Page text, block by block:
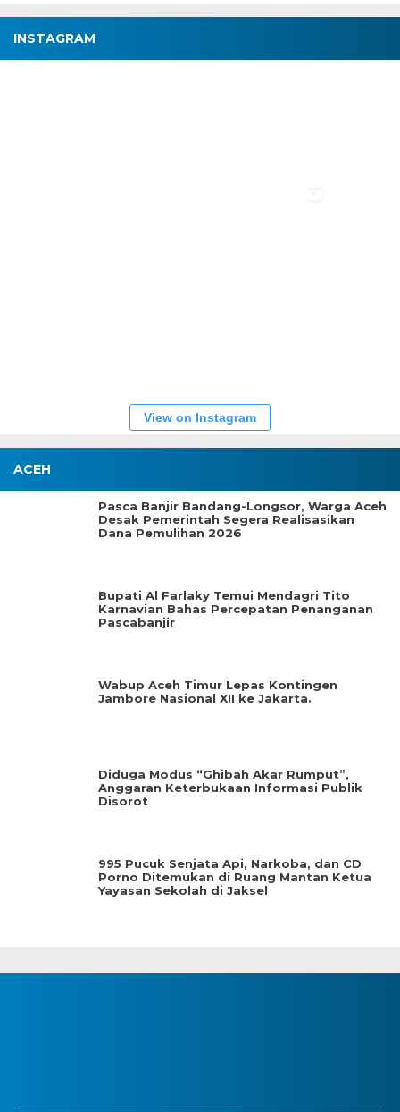
INSTAGRAM
View on Instagram
ACEH
Pasca Banjir Bandang-Longsor, Warga Aceh
Desak Pemerintah Segera Realisasikan
Dana Pemulihan 2026
Bupati Al Farlaky Temui Mendagri Tito
Karnavian Bahas Percepatan Penanganan
Pascabanjir
Wabup Aceh Timur Lepas Kontingen
Jambore Nasional XII ke Jakarta.
Diduga Modus “Ghibah Akar Rumput”,
Anggaran Keterbukaan Informasi Publik
Disorot
995 Pucuk Senjata Api, Narkoba, dan CD
Porno Ditemukan di Ruang Mantan Ketua
Yayasan Sekolah di Jaksel